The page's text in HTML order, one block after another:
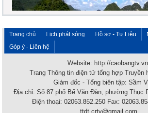
Trang chủ Lịch phát sóng Hồ sơ - Tư Liệu
Góp ý - Liên hệ
Website: http://
Trang Thông tin điện tử tổng hợp Truyền
Giám đốc - Tổng biên tập: Sầm
Địa chỉ: Số 87 phố Bế Văn Đàn, phường Thục
Điện thoại: 02063.852.250 Fax:
ttdt.crtv@gmail.com